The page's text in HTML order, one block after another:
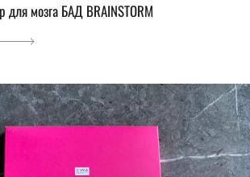
для мозга БАД BRAINSTORM